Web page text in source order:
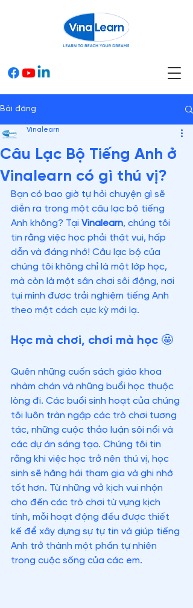
Bài đăng
Câu Lạc Bộ Tiếng Anh ở
Vinalearn có gì thú vị?
Vinalearn
Bạn có bao giờ tự hỏi chuyện gì sẽ
diễn ra trong một câu lạc bộ tiếng
Anh không? Tại Vinalearn, chúng tôi
tin rằng việc học phải thật vui, hấp
dẫn và đáng nhớ! Câu lạc bộ của
chúng tôi không chỉ là một lớp học,
mà còn là một sân chơi sôi động, nơi
tụi mình được trải nghiệm tiếng Anh
theo một cách cực kỳ mới lạ.
Học mà chơi, chơi mà học 🤩
Quên những cuốn sách giáo khoa
nhàm chán và những buổi học thuộc
lòng đi. Các buổi sinh hoạt của chúng
tôi luôn tràn ngập các trò chơi tương
tác, những cuộc thảo luận sôi nổi và
các dự án sáng tạo. Chúng tôi tin
rằng khi việc học trở nên thú vị, học
sinh sẽ hăng hái tham gia và ghi nhớ
tốt hơn. Từ những vở kịch vui nhộn
cho đến các trò chơi từ vựng kịch
tính, mỗi hoạt động đều được thiết
kế để xây dựng sự tự tin và giúp tiếng
Anh trở thành một phần tự nhiên
trong cuộc sống của các em.